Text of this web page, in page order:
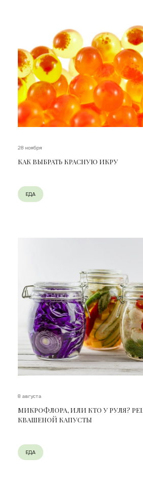
28 ноября
КАК ВЫБРАТЬ КРАСНУЮ ИКРУ
ЕДА
8 августа
МИКРОФЛОРА, ИЛИ КТО У РУЛЯ?
КВАШЕНОЙ КАПУСТЫ
ЕДА